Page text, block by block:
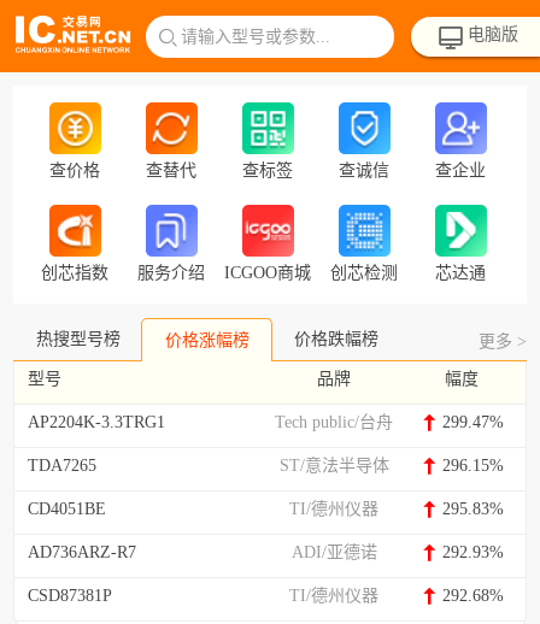
请输入型号或参数... 电脑版
查价格 查替代 查标签 查诚信 查企业
创芯指数 服务介绍 ICGOO商城 创芯检测 芯达通
热搜型号榜 价格涨幅榜 价格跌幅榜 更多 >
型号 品牌 幅度
AP2204K-3.3TRG1 Tech public/台舟 299.47%
TDA7265 ST/意法半导体 296.15%
CD4051BE TI/德州仪器 295.83%
AD736ARZ-R7 ADI/亚德诺 292.93%
CSD87381P TI/德州仪器 292.68%